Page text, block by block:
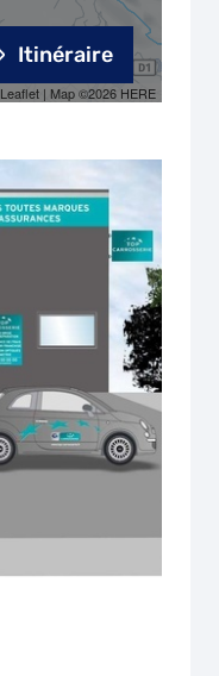
Leaflet | Map ©2026 HERE
Itinéraire